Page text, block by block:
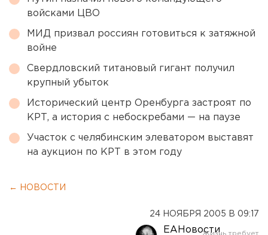
войсками ЦВО
МИД призвал россиян готовиться к затяжной
войне
Свердловский титановый гигант получил
крупный убыток
Исторический центр Оренбурга застроят по
КРТ, а история с небоскребами — на паузе
Участок с челябинским элеватором выставят
на аукцион по КРТ в этом году
← НОВОСТИ
24 НОЯБРЯ 2005 В 09:17
ЕАНовости